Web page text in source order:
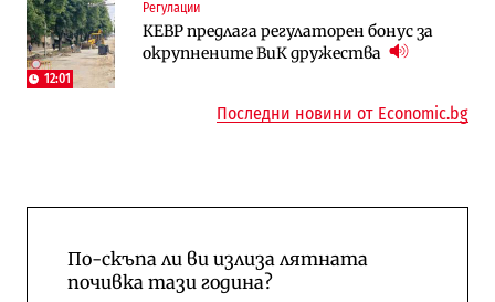
12:01
Регулации
КЕВР предлага регулаторен бонус за
окрупнените ВиК дружества
To:know
Последни дни с обозначаване на цените
в лева: Какво предстои?
Компании
А1 отново е лидер при технологичните
компании и системните интегратори
Последни новини от Economic.bg
По-скъпа ли ви излиза лятната
почивка тази година?